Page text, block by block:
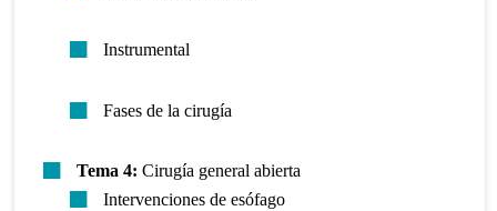
Instrumental
Fases de la cirugía
Tema 4: Cirugía general abierta
Intervenciones de esófago